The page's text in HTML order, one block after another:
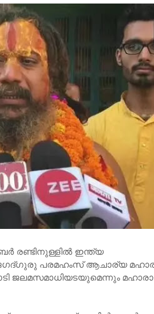
രണ്ടിനുള്ളിൽ ഇന്ത്യ
ജഗദ്​ഗുരു പരമഹംസ്​​ ആചാര്യ
ജലമസമാധിയടയുമെന്നും